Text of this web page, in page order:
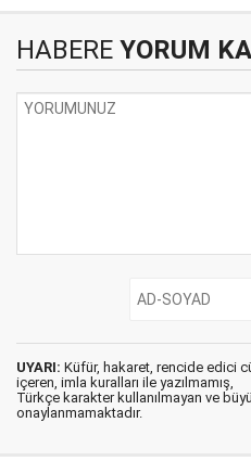
HABERE YORUM
UYARI: Küfür, hakaret, rencide edici
içeren, imla kuralları ile yazılmamış,
Türkçe karakter kullanılmayan ve
onaylanmamaktadır.